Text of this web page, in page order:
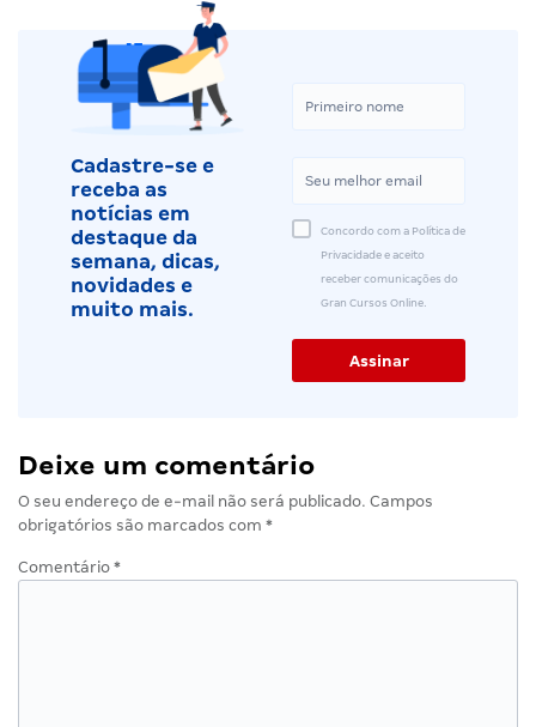
Cadastre-se e
receba as
notícias em
destaque da
semana, dicas,
novidades e
muito mais.
Concordo com a Política de
Privacidade e aceito
receber comunicações do
Gran Cursos Online.
Deixe um comentário
O seu endereço de e-mail não será publicado. Campos
obrigatórios são marcados com *
Comentário *